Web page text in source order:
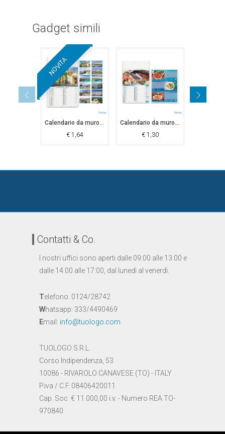
Gadget simili
Calendario da muro Puglia
€1,64
NOVITA
Calendario da muro Mare in Tavola
€1,30
Contatti & Co.
I nostri uffici sono aperti dalle 09:00 alle 13.00 e
dalle 14.00 alle 17:00, dal lunedì al venerdì.
Telefono: 0124/28742
Whatsapp: 333/4490469
Email: info@tuologo.com
TUOLOGO S.R.L.
Corso Indipendenza, 53
10086 - RIVAROLO CANAVESE (TO) - ITALY
P.iva / C.F. 08406420011
Cap. Soc. € 11.000,00 i.v. - Numero REA TO-
970840